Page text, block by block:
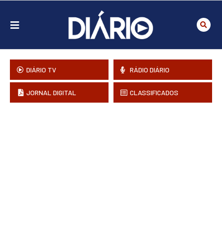
DIÁRIO TV RÁDIO DIÁRIO
JORNAL DIGITAL CLASSIFICADOS